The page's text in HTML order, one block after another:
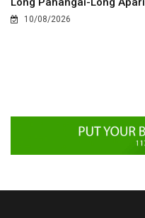
10/08/2026